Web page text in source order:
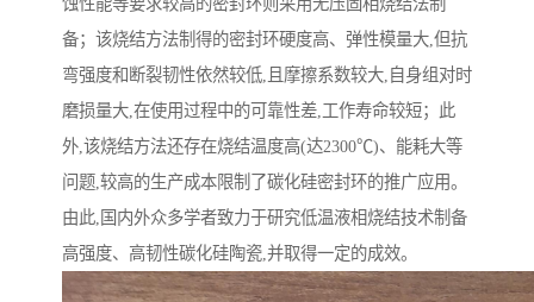
蚀性能等要求较高的密封环则采用无压固相烧结法制
备；该烧结方法制得的密封环硬度高、弹性模量大,但抗
弯强度和断裂韧性依然较低,且摩擦系数较大,自身组对时
磨损量大,在使用过程中的可靠性差,工作寿命较短；此
外,该烧结方法还存在烧结温度高(达2300℃)、能耗大等
问题,较高的生产成本限制了碳化硅密封环的推广应用。
由此,国内外众多学者致力于研究低温液相烧结技术制备
高强度、高韧性碳化硅陶瓷,并取得一定的成效。